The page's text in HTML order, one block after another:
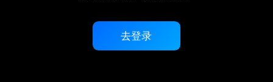
去登录